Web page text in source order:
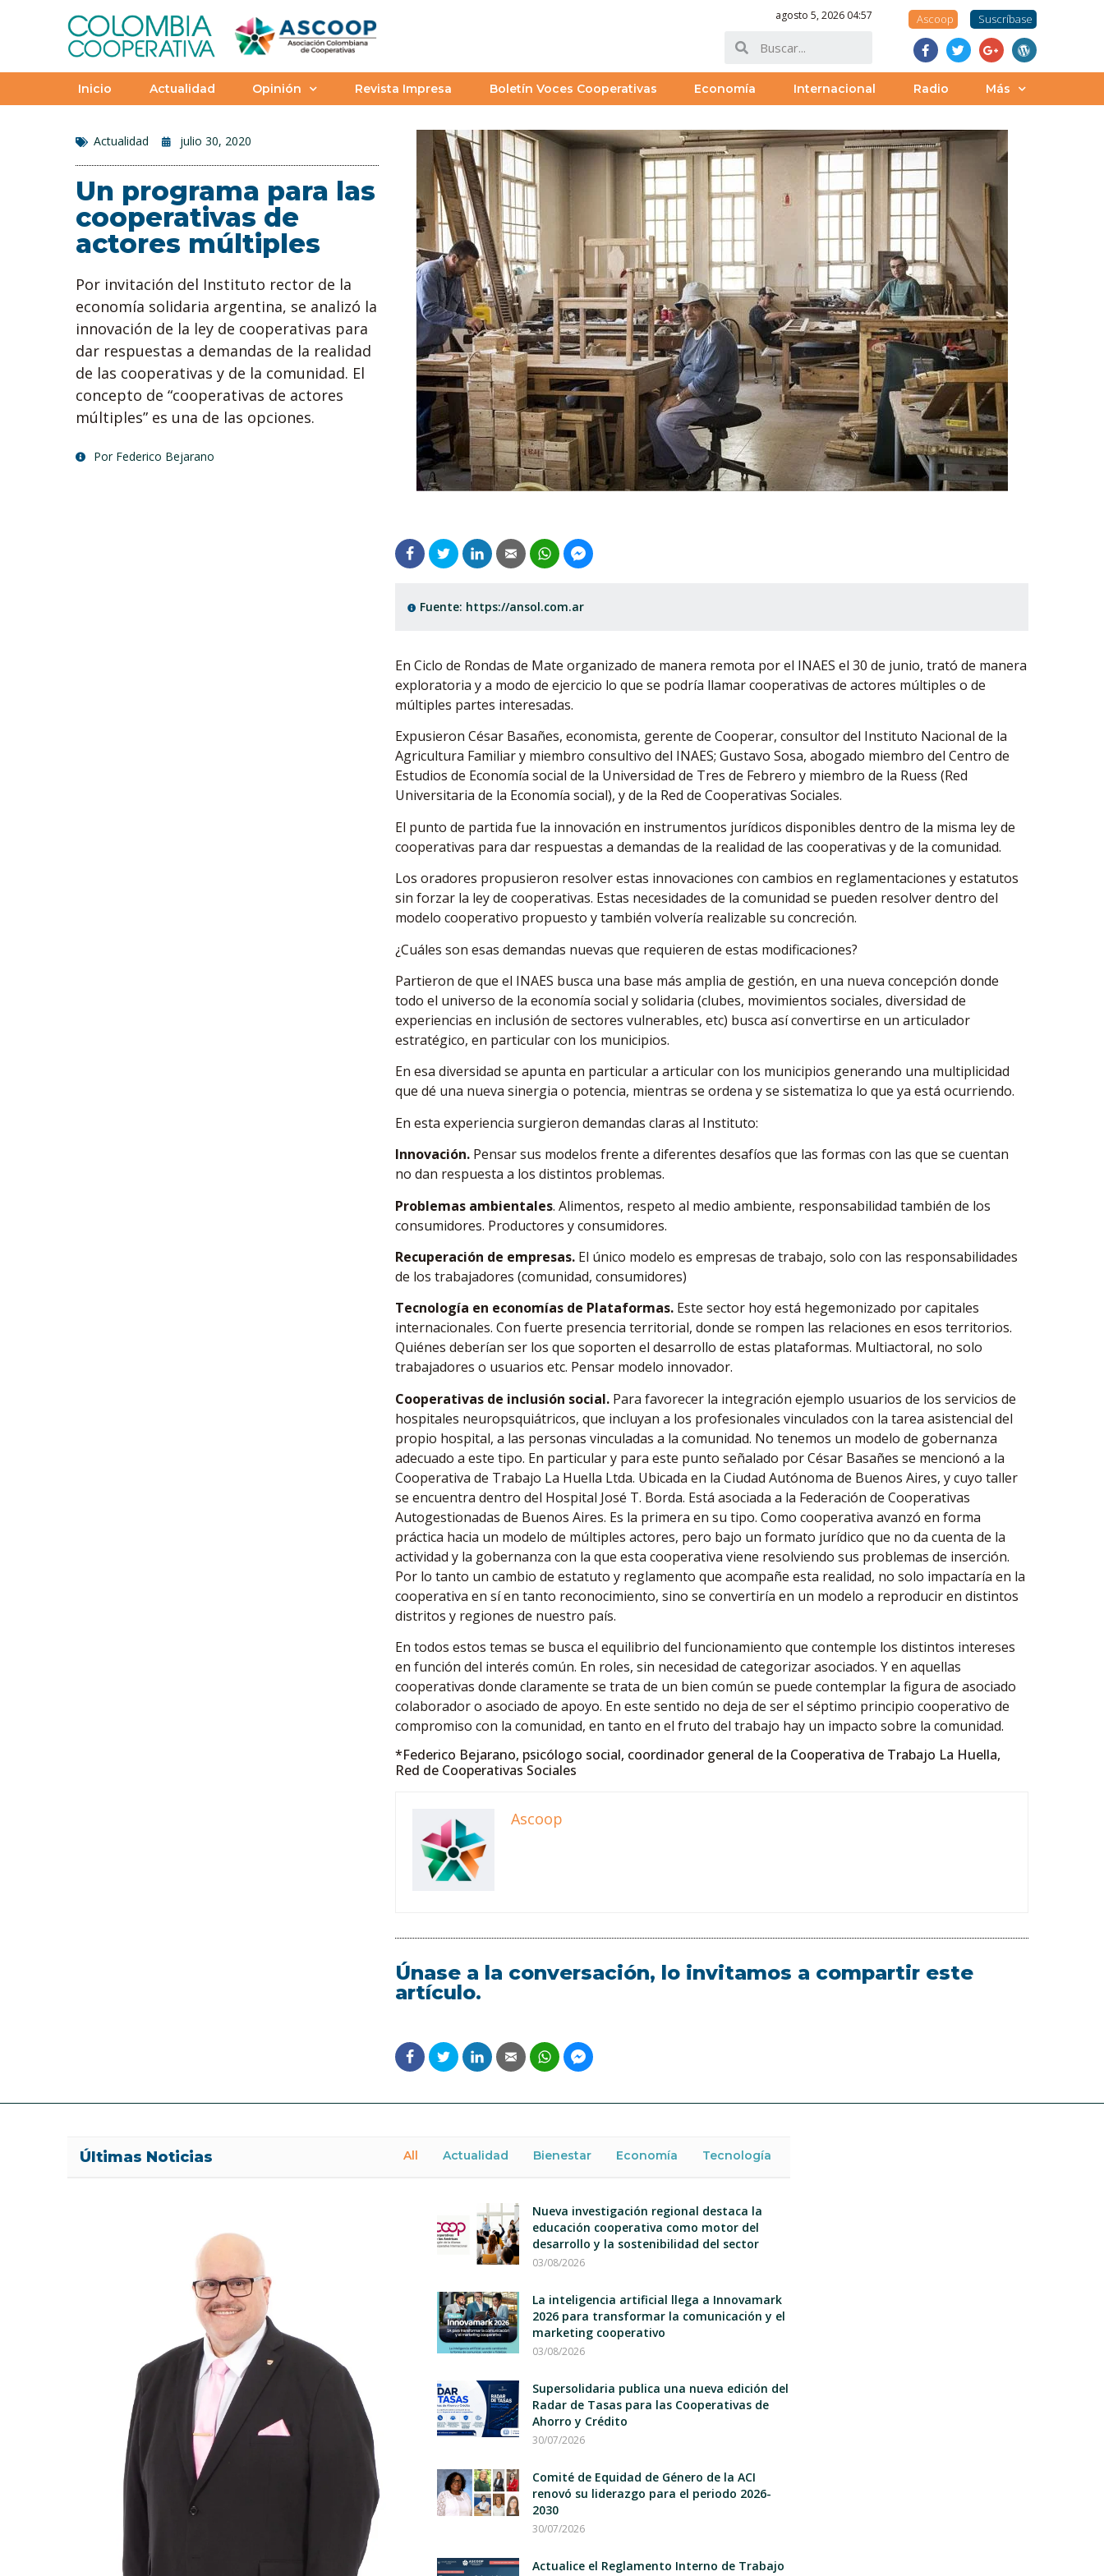
agosto 5, 2026 04:57 Ascoop Suscríbase
Inicio Actualidad Opinión Revista Impresa Boletín Voces Cooperativas Economía Internacional Radio Más
Actualidad julio 30, 2020
Un programa para las
cooperativas de
actores múltiples
Por invitación del Instituto rector de la
economía solidaria argentina, se analizó la
innovación de la ley de cooperativas para
dar respuestas a demandas de la realidad
de las cooperativas y de la comunidad. El
concepto de “cooperativas de actores
múltiples” es una de las opciones.
Por Federico Bejarano
Fuente: https://ansol.com.ar
En Ciclo de Rondas de Mate organizado de manera remota por el INAES el 30 de junio, trató de manera
exploratoria y a modo de ejercicio lo que se podría llamar cooperativas de actores múltiples o de
múltiples partes interesadas.
Expusieron César Basañes, economista, gerente de Cooperar, consultor del Instituto Nacional de la
Agricultura Familiar y miembro consultivo del INAES; Gustavo Sosa, abogado miembro del Centro de
Estudios de Economía social de la Universidad de Tres de Febrero y miembro de la Ruess (Red
Universitaria de la Economía social), y de la Red de Cooperativas Sociales.
El punto de partida fue la innovación en instrumentos jurídicos disponibles dentro de la misma ley de
cooperativas para dar respuestas a demandas de la realidad de las cooperativas y de la comunidad.
Los oradores propusieron resolver estas innovaciones con cambios en reglamentaciones y estatutos
sin forzar la ley de cooperativas. Estas necesidades de la comunidad se pueden resolver dentro del
modelo cooperativo propuesto y también volvería realizable su concreción.
¿Cuáles son esas demandas nuevas que requieren de estas modificaciones?
Partieron de que el INAES busca una base más amplia de gestión, en una nueva concepción donde
todo el universo de la economía social y solidaria (clubes, movimientos sociales, diversidad de
experiencias en inclusión de sectores vulnerables, etc) busca así convertirse en un articulador
estratégico, en particular con los municipios.
En esa diversidad se apunta en particular a articular con los municipios generando una multiplicidad
que dé una nueva sinergia o potencia, mientras se ordena y se sistematiza lo que ya está ocurriendo.
En esta experiencia surgieron demandas claras al Instituto:
Innovación. Pensar sus modelos frente a diferentes desafíos que las formas con las que se cuentan
no dan respuesta a los distintos problemas.
Problemas ambientales. Alimentos, respeto al medio ambiente, responsabilidad también de los
consumidores. Productores y consumidores.
Recuperación de empresas. El único modelo es empresas de trabajo, solo con las responsabilidades
de los trabajadores (comunidad, consumidores)
Tecnología en economías de Plataformas. Este sector hoy está hegemonizado por capitales
internacionales. Con fuerte presencia territorial, donde se rompen las relaciones en esos territorios.
Quiénes deberían ser los que soporten el desarrollo de estas plataformas. Multiactoral, no solo
trabajadores o usuarios etc. Pensar modelo innovador.
Cooperativas de inclusión social. Para favorecer la integración ejemplo usuarios de los servicios de
hospitales neuropsquiátricos, que incluyan a los profesionales vinculados con la tarea asistencial del
propio hospital, a las personas vinculadas a la comunidad. No tenemos un modelo de gobernanza
adecuado a este tipo. En particular y para este punto señalado por César Basañes se mencionó a la
Cooperativa de Trabajo La Huella Ltda. Ubicada en la Ciudad Autónoma de Buenos Aires, y cuyo taller
se encuentra dentro del Hospital José T. Borda. Está asociada a la Federación de Cooperativas
Autogestionadas de Buenos Aires. Es la primera en su tipo. Como cooperativa avanzó en forma
práctica hacia un modelo de múltiples actores, pero bajo un formato jurídico que no da cuenta de la
actividad y la gobernanza con la que esta cooperativa viene resolviendo sus problemas de inserción.
Por lo tanto un cambio de estatuto y reglamento que acompañe esta realidad, no solo impactaría en la
cooperativa en sí en tanto reconocimiento, sino se convertiría en un modelo a reproducir en distintos
distritos y regiones de nuestro país.
En todos estos temas se busca el equilibrio del funcionamiento que contemple los distintos intereses
en función del interés común. En roles, sin necesidad de categorizar asociados. Y en aquellas
cooperativas donde claramente se trata de un bien común se puede contemplar la figura de asociado
colaborador o asociado de apoyo. En este sentido no deja de ser el séptimo principio cooperativo de
compromiso con la comunidad, en tanto en el fruto del trabajo hay un impacto sobre la comunidad.
*Federico Bejarano, psicólogo social, coordinador general de la Cooperativa de Trabajo La Huella,
Red de Cooperativas Sociales
Ascoop
Únase a la conversación, lo invitamos a compartir este
artículo.
Últimas Noticias All Actualidad Bienestar Economía Tecnología
Nueva investigación regional destaca la
educación cooperativa como motor del
desarrollo y la sostenibilidad del sector
03/08/2026
La inteligencia artificial llega a Innovamark
2026 para transformar la comunicación y el
marketing cooperativo
03/08/2026
Supersolidaria publica una nueva edición del
Radar de Tasas para las Cooperativas de
Ahorro y Crédito
30/07/2026
Comité de Equidad de Género de la ACI
renovó su liderazgo para el periodo 2026-
2030
30/07/2026
Actualice el Reglamento Interno de Trabajo